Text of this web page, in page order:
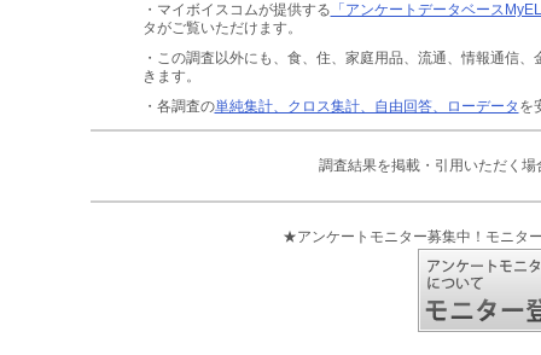
・マイボイスコムが提供する 「アンケートデータベース
タがご覧いただけます。
・この調査以外にも、食、住、家庭用品、流通、情報通信、
きます。
・各調査の単純集計、クロス集計、自由回答、ローデータ を
調査結果を掲載・引用いただく場
★アンケートモニター募集中！モニタ